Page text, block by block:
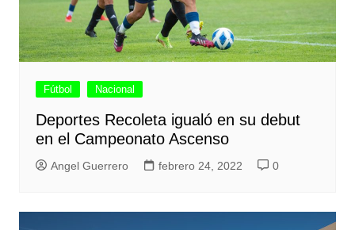
Fútbol Nacional
Deportes Recoleta igualó en su debut
en el Campeonato Ascenso
Angel Guerrero febrero 24, 2022 0